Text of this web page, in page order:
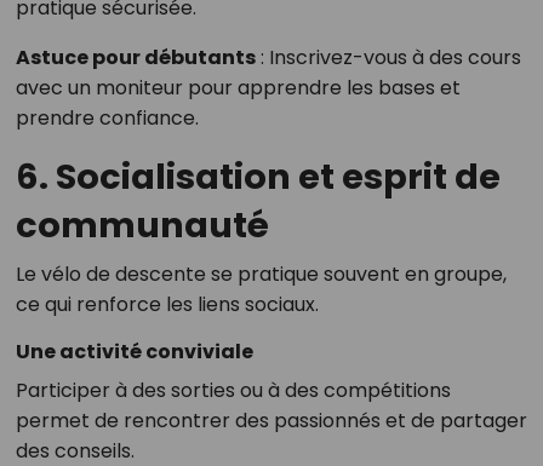
pratique sécurisée.
Astuce pour débutants: Inscrivez-vous à des cours
avec un moniteur pour apprendre les bases et
prendre confiance.
6. Socialisation et esprit de
communauté
Le vélo de descente se pratique souvent en groupe,
ce qui renforce les liens sociaux.
Une activité conviviale
Participer à des sorties ou à des compétitions
permet de rencontrer des passionnés et de partager
des conseils.